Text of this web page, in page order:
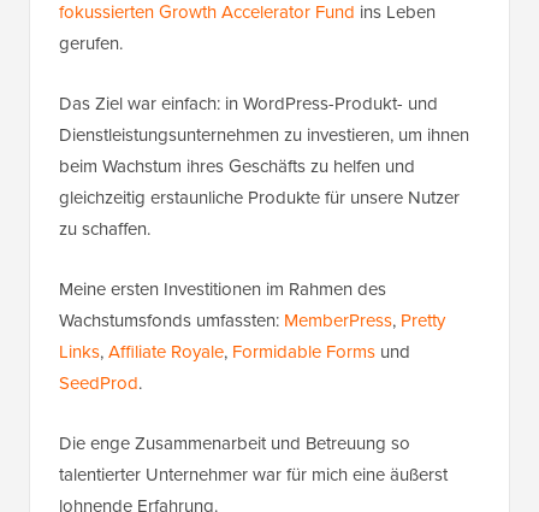
fokussierten Growth Accelerator Fund ins Leben
gerufen.
Das Ziel war einfach: in WordPress-Produkt- und
Dienstleistungsunternehmen zu investieren, um ihnen
beim Wachstum ihres Geschäfts zu helfen und
gleichzeitig erstaunliche Produkte für unsere Nutzer
zu schaffen.
Meine ersten Investitionen im Rahmen des
Wachstumsfonds umfassten: MemberPress, Pretty
Links,Affiliate Royale, Formidable Forms und
SeedProd.
Die enge Zusammenarbeit und Betreuung so
talentierter Unternehmer war für mich eine äußerst
lohnende Erfahrung.